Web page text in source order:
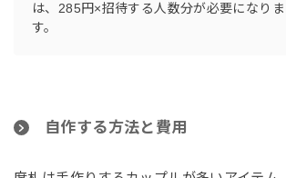
は、285円×招待する人数分が必要になりま
す。
自作する方法と費用